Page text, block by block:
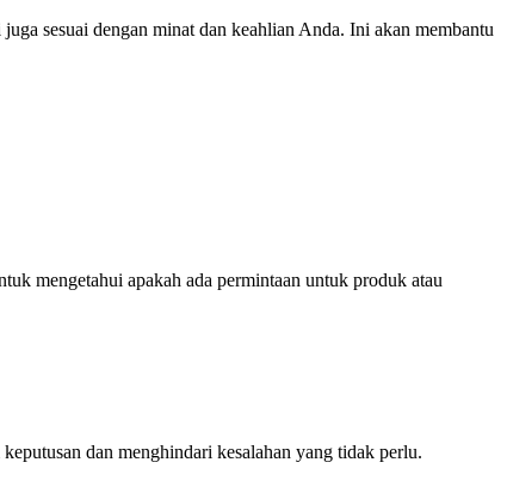
sesuai dengan minat dan keahlian Anda. Ini akan membantu
mengetahui apakah ada permintaan untuk produk atau
dan menghindari kesalahan yang tidak perlu.